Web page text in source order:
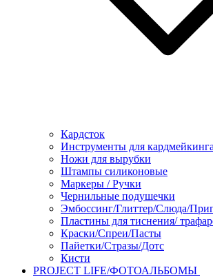
Кардсток
Инструменты для кардмейкинга
Ножи для вырубки
Штампы силиконовые
Маркеры / Ручки
Чернильные подушечки
Эмбоссинг/Глиттер/Слюда/
Пластины для тиснения/
Краски/Спреи/Пасты
Пайетки/Стразы/Дотс
Кисти
PROJECT LIFE/ФОТОАЛЬБОМЫ